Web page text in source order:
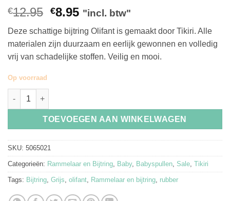
€12.95 Oorspronkelijke
was:
€12.95.
€8.95Huidige
is:
€8.95.
"incl. btw"
Deze schattige bijtring Olifant is gemaakt door Tikiri. Alle
materialen zijn duurzaam en eerlijk gewonnen en volledig
vrij van schadelijke stoffen. Veilig en mooi.
Op voorraad
Bijtring Olifant - Tikiri aantal
TOEVOEGEN AAN WINKELWAGEN
SKU: 5065021
Categorieën: Rammelaar en Bijtring Baby, Babyspullen Sale Tikiri
Tags: Bijtring Grijs olifant Rammelaar en bijtring rubber